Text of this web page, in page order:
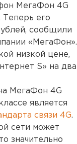
МегаФон 4G
Теперь его
сообщили
«МегаФон».
низкой цене,
S» на два
МегаФон 4G
является
связи 4G.
сети может
значительно